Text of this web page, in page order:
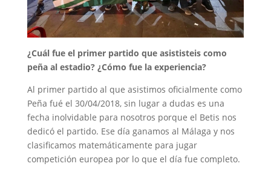
¿Cuál fue el primer partido que asististeis como
peña al estadio? ¿Cómo fue la experiencia?
Al primer partido al que asistimos oficialmente como
Peña fué el 30/04/2018, sin lugar a dudas es una
fecha inolvidable para nosotros porque el Betis nos
dedicó el partido. Ese día ganamos al Málaga y nos
clasificamos matemáticamente para jugar
competición europea por lo que el día fue completo.